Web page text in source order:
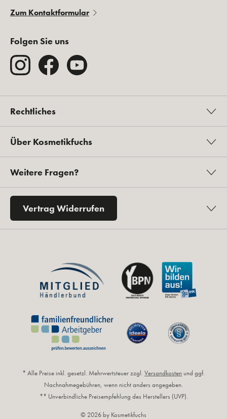
Zum Kontaktformular
Folgen Sie uns
Rechtliches
Über Kosmetikfuchs
Weitere Fragen?
Vertrag Widerrufen
* Alle Preise inkl. gesetzl. Mehrwertsteuer zzgl. Versandkosten und ggf.
Nachnahmegebühren, wenn nicht anders angegeben.
** Unverbindliche Preisempfehlung des Herstellers (UVP).
© 2026 by Kosmetikfuchs